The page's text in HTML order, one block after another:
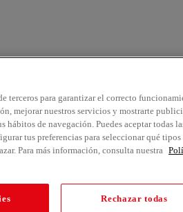
terceros para garantizar el correcto
mejorar nuestros servicios y mostrarte
hábitos de navegación. Puedes aceptar todas
tus preferencias para seleccionar qué tipos
Para más información, consulta nuestra
Rechazar todas